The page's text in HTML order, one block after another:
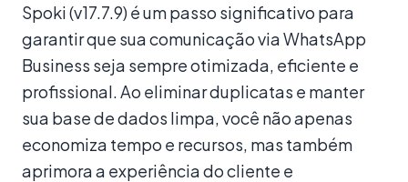
Spoki (v17.7.9) é um passo significativo para
garantir que sua comunicação via WhatsApp
Business seja sempre otimizada, eficiente e
profissional. Ao eliminar duplicatas e manter
sua base de dados limpa, você não apenas
economiza tempo e recursos, mas também
aprimora a experiência do cliente e